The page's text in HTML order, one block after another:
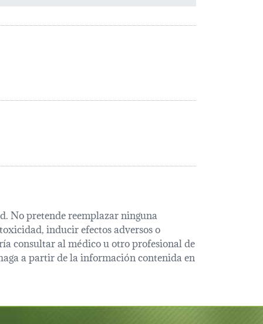
No pretende reemplazar ninguna
inducir efectos adversos o
consultar al médico u otro profesional de
a partir de la información contenida en